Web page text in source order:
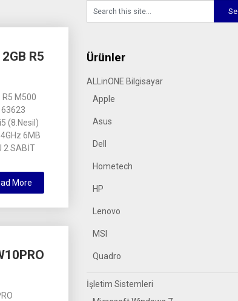
R5
R5 M500
63623
(8.Nesil)
6MB
2 SABİT
More
Ürünler
ALLinONE Bilgisayar
Apple
Asus
Dell
Hometech
HP
Lenovo
MSI
Quadro
İşletim Sistemleri